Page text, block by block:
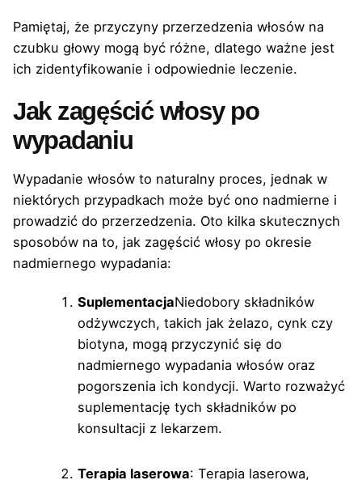
Pamiętaj, że przyczyny przerzedzenia włosów na
czubku głowy mogą być różne, dlatego ważne jest
ich zidentyfikowanie i odpowiednie leczenie.
Jak zagęścić włosy po
wypadaniu
Wypadanie włosów to naturalny proces, jednak w
niektórych przypadkach może być ono nadmierne i
prowadzić do przerzedzenia. Oto kilka skutecznych
sposobów na to, jak zagęścić włosy po okresie
nadmiernego wypadania:
SuplementacjaNiedobory składników
odżywczych, takich jak żelazo, cynk czy
biotyna, mogą przyczynić się do
nadmiernego wypadania włosów oraz
pogorszenia ich kondycji. Warto rozważyć
suplementację tych składników po
konsultacji z lekarzem.
Terapia laserowa: Terapia laserowa,